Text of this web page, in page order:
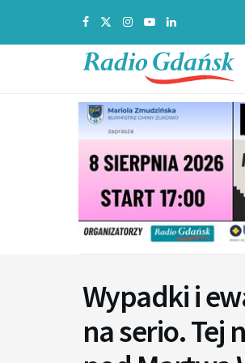
Wypadki i
na serio. Tej